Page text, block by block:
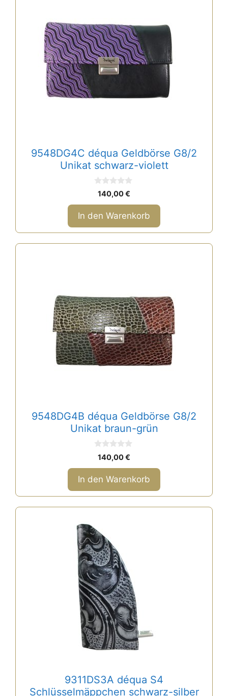
9548DG4C déqua Geldbörse G8/2
Unikat schwarz-violett
0
o
n
5
140,00€
In den Warenkorb
9548DG4B déqua Geldbörse G8/2
Unikat braun-grün
0
o
n
5
140,00€
In den Warenkorb
9311DS3A déqua S4
Schlüsselmäppchen schwarz-silber